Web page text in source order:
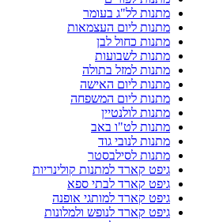
מתנות לל"ג בעומר
מתנות ליום העצמאות
מתנות כחול לבן
מתנות לשבועות
מתנות למזל בתולה
מתנות ליום האישה
מתנות ליום המשפחה
מתנות לולנטיין
מתנות לט"ו באב
מתנות לנובי גוד
מתנות לסילבסטר
גיפט קארד למתנות קולינריות
גיפט קארד לבתי ספא
גיפט קארד למותגי אופנה
גיפט קארד לנופש ולמלונות